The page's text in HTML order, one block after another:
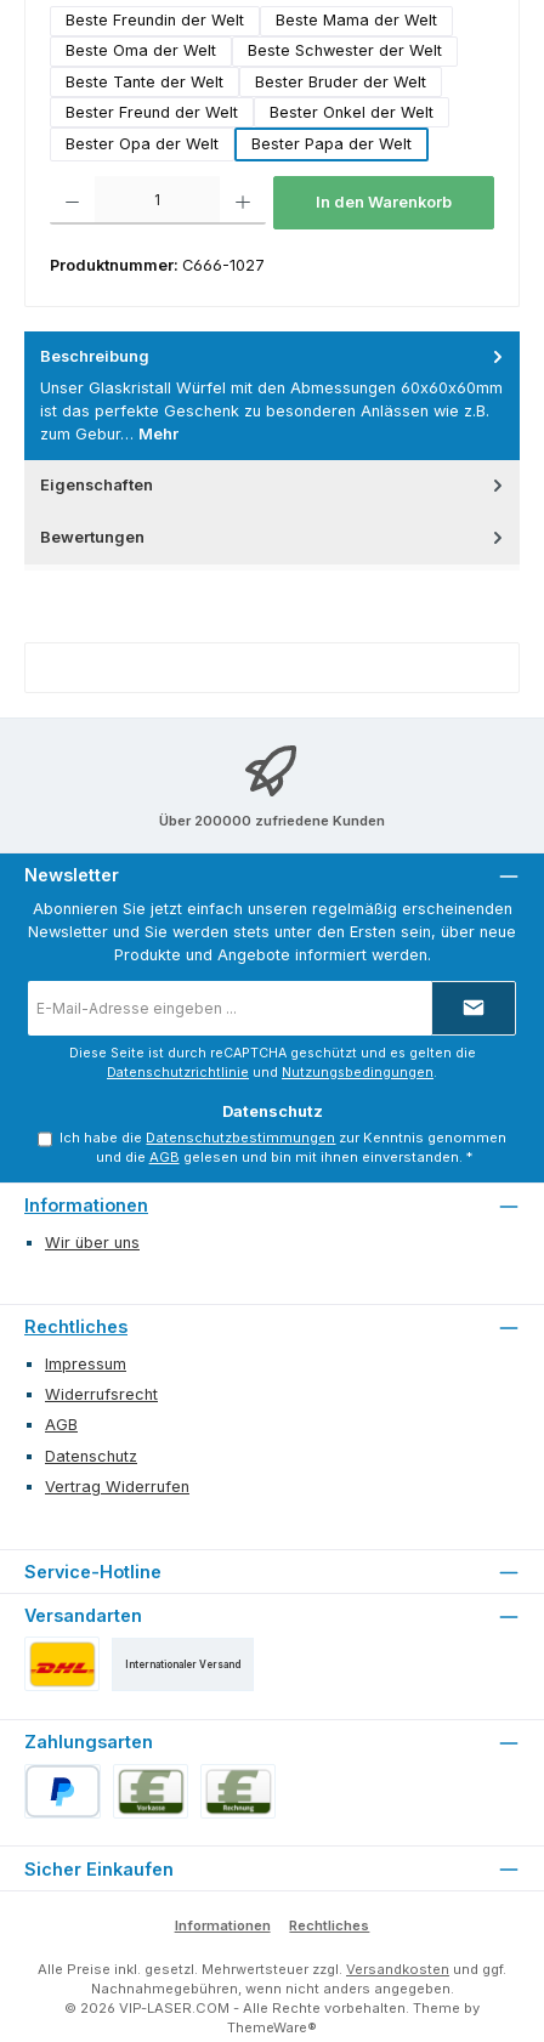
Beste Freundin der Welt
Beste Mama der Welt
Beste Oma der Welt
Beste Schwester der Welt
Beste Tante der Welt
Bester Bruder der Welt
Bester Freund der Welt
Bester Onkel der Welt
Bester Opa der Welt
Bester Papa der Welt
In den Warenkorb
Produktnummer: C666-1027
Beschreibung
Unser Glaskristall Würfel mit den Abmessungen 60x60x60mm
ist das perfekte Geschenk zu besonderen Anlässen wie z.B.
zum Gebur… Mehr
Eigenschaften
Bewertungen
Über 200000 zufriedene Kunden
Newsletter
Abonnieren Sie jetzt einfach unseren regelmäßig erscheinenden
Newsletter und Sie werden stets unter den Ersten sein, über neue
Produkte und Angebote informiert werden.
Mail-
Adresse
Diese Seite ist durch reCAPTCHA geschützt und es gelten die
Datenschutzrichtlinie und Nutzungsbedingungen.
Datenschutz
Ich habe die Datenschutzbestimmungen zur Kenntnis genommen
und die AGB gelesen und bin mit ihnen einverstanden. *
Informationen
Wir über uns
Rechtliches
Impressum
Widerrufsrecht
AGB
Datenschutz
Vertrag Widerrufen
Service-Hotline
Versandarten
Internationaler Versand
Zahlungsarten
Sicher Einkaufen
Informationen Rechtliches
Alle Preise inkl. gesetzl. Mehrwertsteuer zzgl. Versandkosten und ggf.
Nachnahmegebühren, wenn nicht anders angegeben.
© 2026 VIP-LASER.COM - Alle Rechte vorbehalten. Theme by
ThemeWare®